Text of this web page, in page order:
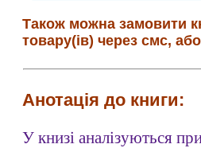
Також можна замовити
товару(ів) через смс,
Анотація до книги:
У книзі аналізуються